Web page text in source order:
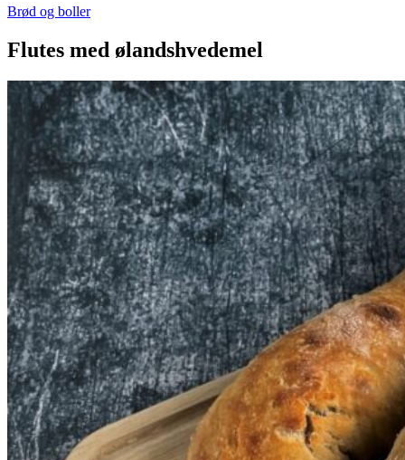
Brød og boller
Flutes med ølandshvedemel